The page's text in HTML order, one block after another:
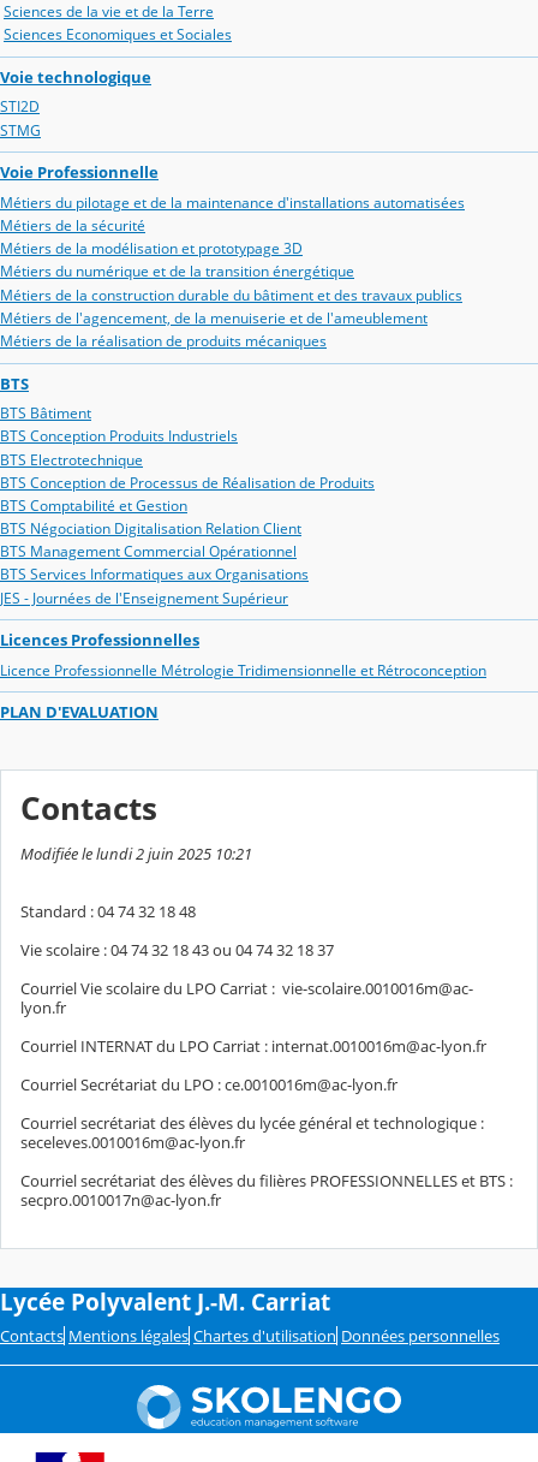
Sciences de la vie et de la Terre
Sciences Economiques et Sociales
Voie technologique
STI2D
STMG
Voie Professionnelle
Métiers du pilotage et de la maintenance d'installations automatisées
Métiers de la sécurité
Métiers de la modélisation et prototypage 3D
Métiers du numérique et de la transition énergétique
Métiers de la construction durable du bâtiment et des travaux publics
Métiers de l'agencement, de la menuiserie et de l'ameublement
Métiers de la réalisation de produits mécaniques
BTS
BTS Bâtiment
BTS Conception Produits Industriels
BTS Electrotechnique
BTS Conception de Processus de Réalisation de Produits
BTS Comptabilité et Gestion
BTS Négociation Digitalisation Relation Client
BTS Management Commercial Opérationnel
BTS Services Informatiques aux Organisations
JES - Journées de l'Enseignement Supérieur
Licences Professionnelles
Licence Professionnelle Métrologie Tridimensionnelle et Rétroconception
PLAN D'EVALUATION
Contacts
Modifiée le lundi 2 juin 2025 10:21
Standard : 04 74 32 18 48
Vie scolaire : 04 74 32 18 43 ou 04 74 32 18 37
Courriel Vie scolaire du LPO Carriat : vie-scolaire.0010016m@ac-
lyon.fr
Courriel INTERNAT du LPO Carriat : internat.0010016m@ac-lyon.fr
Courriel Secrétariat du LPO : ce.0010016m@ac-lyon.fr
Courriel secrétariat des élèves du lycée général et technologique :
seceleves.0010016m@ac-lyon.fr
Courriel secrétariat des élèves du filières PROFESSIONNELLES et BTS :
secpro.0010017n@ac-lyon.fr
Lycée Polyvalent J.-M. Carriat
Contacts Mentions légales Chartes d'utilisation Données personnelles